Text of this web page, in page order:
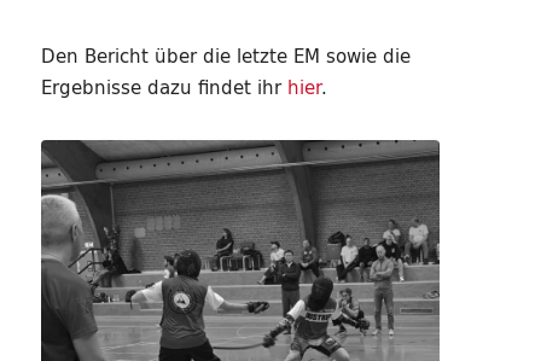
Den Bericht über die letzte EM sowie die
Ergebnisse dazu findet ihr hier.